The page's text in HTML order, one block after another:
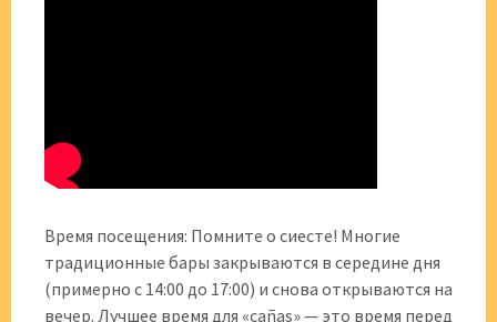
Время посещения: Помните о сиесте! Многие
традиционные бары закрываются в середине дня
(примерно с 14:00 до 17:00) и снова открываются на
вечер. Лучшее время для «cañas» — это время перед